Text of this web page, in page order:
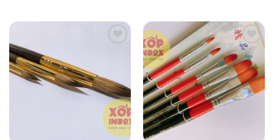
Add to
wishlist